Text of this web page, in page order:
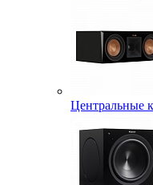
Центральные